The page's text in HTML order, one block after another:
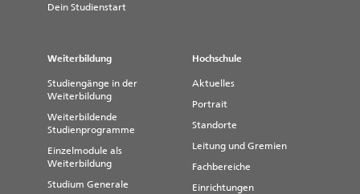
Dein Studienstart
Weiterbildung
Studiengänge in der
Weiterbildung
Weiterbildende
Studienprogramme
Einzelmodule als
Weiterbildung
Studium Generale
Hochschule
Aktuelles
Portrait
Standorte
Leitung und Gremien
Fachbereiche
Einrichtungen